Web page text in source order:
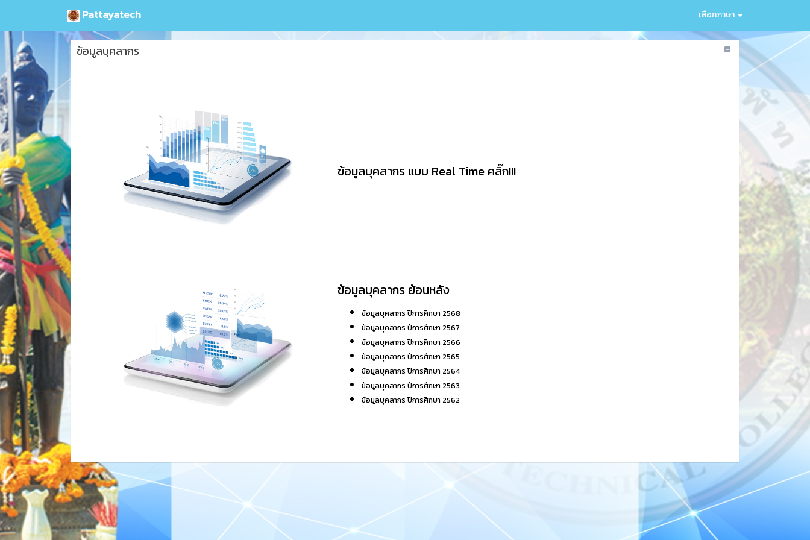
Pattayatech เลือกภาษา
ข้อมูลบุคลากร
ข้อมูลบุคลากร แบบ Real Time คลิ๊ก!!!
ข้อมูลบุคลากร ย้อนหลัง
ข้อมูลบุคลากร ปีการศึกษา 2568
ข้อมูลบุคลากร ปีการศึกษา 2567
ข้อมูลบุคลากร ปีการศึกษา 2566
ข้อมูลบุคลากร ปีการศึกษา 2565
ข้อมูลบุคลากร ปีการศึกษา 2564
ข้อมูลบุคลากร ปีการศึกษา 2563
ข้อมูลบุคลากร ปีการศึกษา 2562